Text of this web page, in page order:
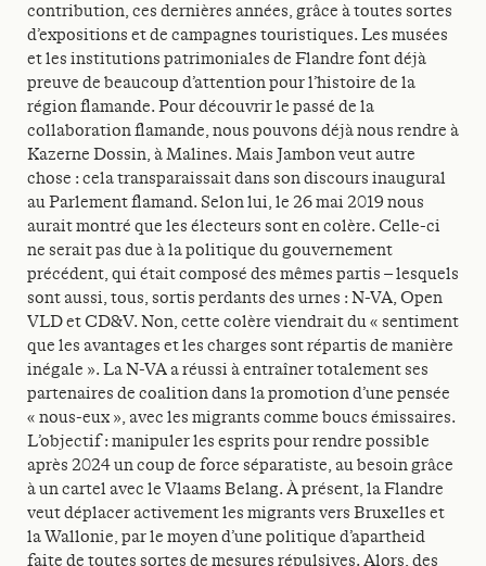
contribution, ces dernières années, grâce à toutes sortes
d’expositions et de campagnes touristiques. Les musées
et les institutions patrimoniales de Flandre font déjà
preuve de beaucoup d’attention pour l’histoire de la
région flamande. Pour découvrir le passé de la
collaboration flamande, nous pouvons déjà nous rendre à
Kazerne Dossin, à Malines. Mais Jambon veut autre
chose : cela transparaissait dans son discours inaugural
au Parlement flamand. Selon lui, le 26 mai 2019 nous
aurait montré que les électeurs sont en colère. Celle-ci
ne serait pas due à la politique du gouvernement
précédent, qui était composé des mêmes partis – lesquels
sont aussi, tous, sortis perdants des urnes : N-VA, Open
VLD et CD&V. Non, cette colère viendrait du « sentiment
que les avantages et les charges sont répartis de manière
inégale ». La N-VA a réussi à entraîner totalement ses
partenaires de coalition dans la promotion d’une pensée
« nous-eux », avec les migrants comme boucs émissaires.
L’objectif : manipuler les esprits pour rendre possible
après 2024 un coup de force séparatiste, au besoin grâce
à un cartel avec le Vlaams Belang. À présent, la Flandre
veut déplacer activement les migrants vers Bruxelles et
la Wallonie, par le moyen d’une politique d’apartheid
faite de toutes sortes de mesures répulsives. Alors, des